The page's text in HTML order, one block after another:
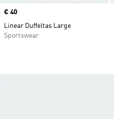
Price
€ 40
Linear Duffeltas Large
Sportswear